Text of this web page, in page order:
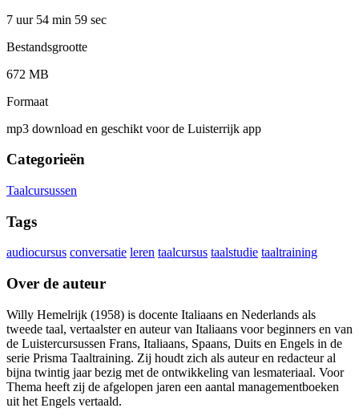
7 uur 54 min 59 sec
Bestandsgrootte
672 MB
Formaat
mp3 download en geschikt voor de Luisterrijk app
Categorieën
Taalcursussen
Tags
audiocursus conversatie leren taalcursus taalstudie taaltraining
Over de auteur
Willy Hemelrijk (1958) is docente Italiaans en Nederlands als
tweede taal, vertaalster en auteur van Italiaans voor beginners en van
de Luistercursussen Frans, Italiaans, Spaans, Duits en Engels in de
serie Prisma Taaltraining. Zij houdt zich als auteur en redacteur al
bijna twintig jaar bezig met de ontwikkeling van lesmateriaal. Voor
Thema heeft zij de afgelopen jaren een aantal managementboeken
uit het Engels vertaald.